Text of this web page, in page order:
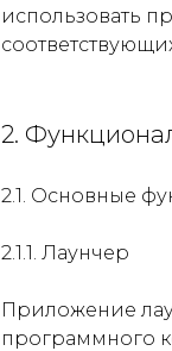
использовать
2.
2.1. Основные
2.1.1. Лаунчер
Приложение
программного